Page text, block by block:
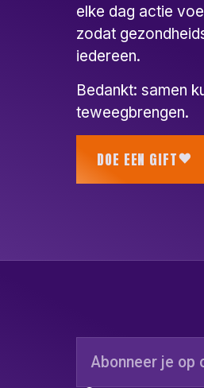
elke dag actie
zodat
iedereen.
Bedankt: samen
teweegbrengen.
DOE EEN GIFT